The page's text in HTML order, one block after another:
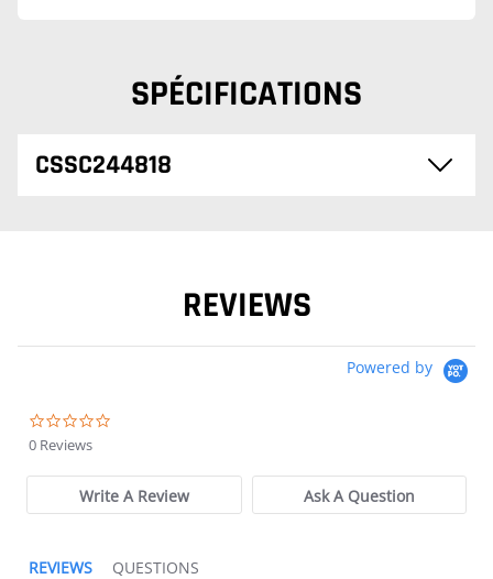
SPÉCIFICATIONS
CSSC244818
REVIEWS
Powered by
0 Reviews
Write A Review Ask A Question
REVIEWS QUESTIONS